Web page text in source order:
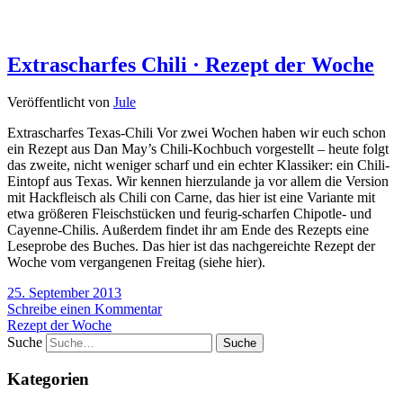
Extrascharfes Chili · Rezept der Woche
Veröffentlicht von Jule
Extrascharfes Texas-Chili Vor zwei Wochen haben wir euch schon
ein Rezept aus Dan May’s Chili-Kochbuch vorgestellt – heute folgt
das zweite, nicht weniger scharf und ein echter Klassiker: ein Chili-
Eintopf aus Texas. Wir kennen hierzulande ja vor allem die Version
mit Hackfleisch als Chili con Carne, das hier ist eine Variante mit
etwa größeren Fleischstücken und feurig-scharfen Chipotle- und
Cayenne-Chilis. Außerdem findet ihr am Ende des Rezepts eine
Leseprobe des Buches. Das hier ist das nachgereichte Rezept der
Woche vom vergangenen Freitag (siehe hier).
25. September 2013
Schreibe einen Kommentar
Rezept der Woche
Suche
Kategorien